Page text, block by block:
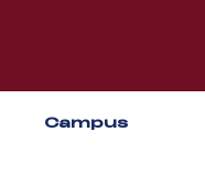
Campus